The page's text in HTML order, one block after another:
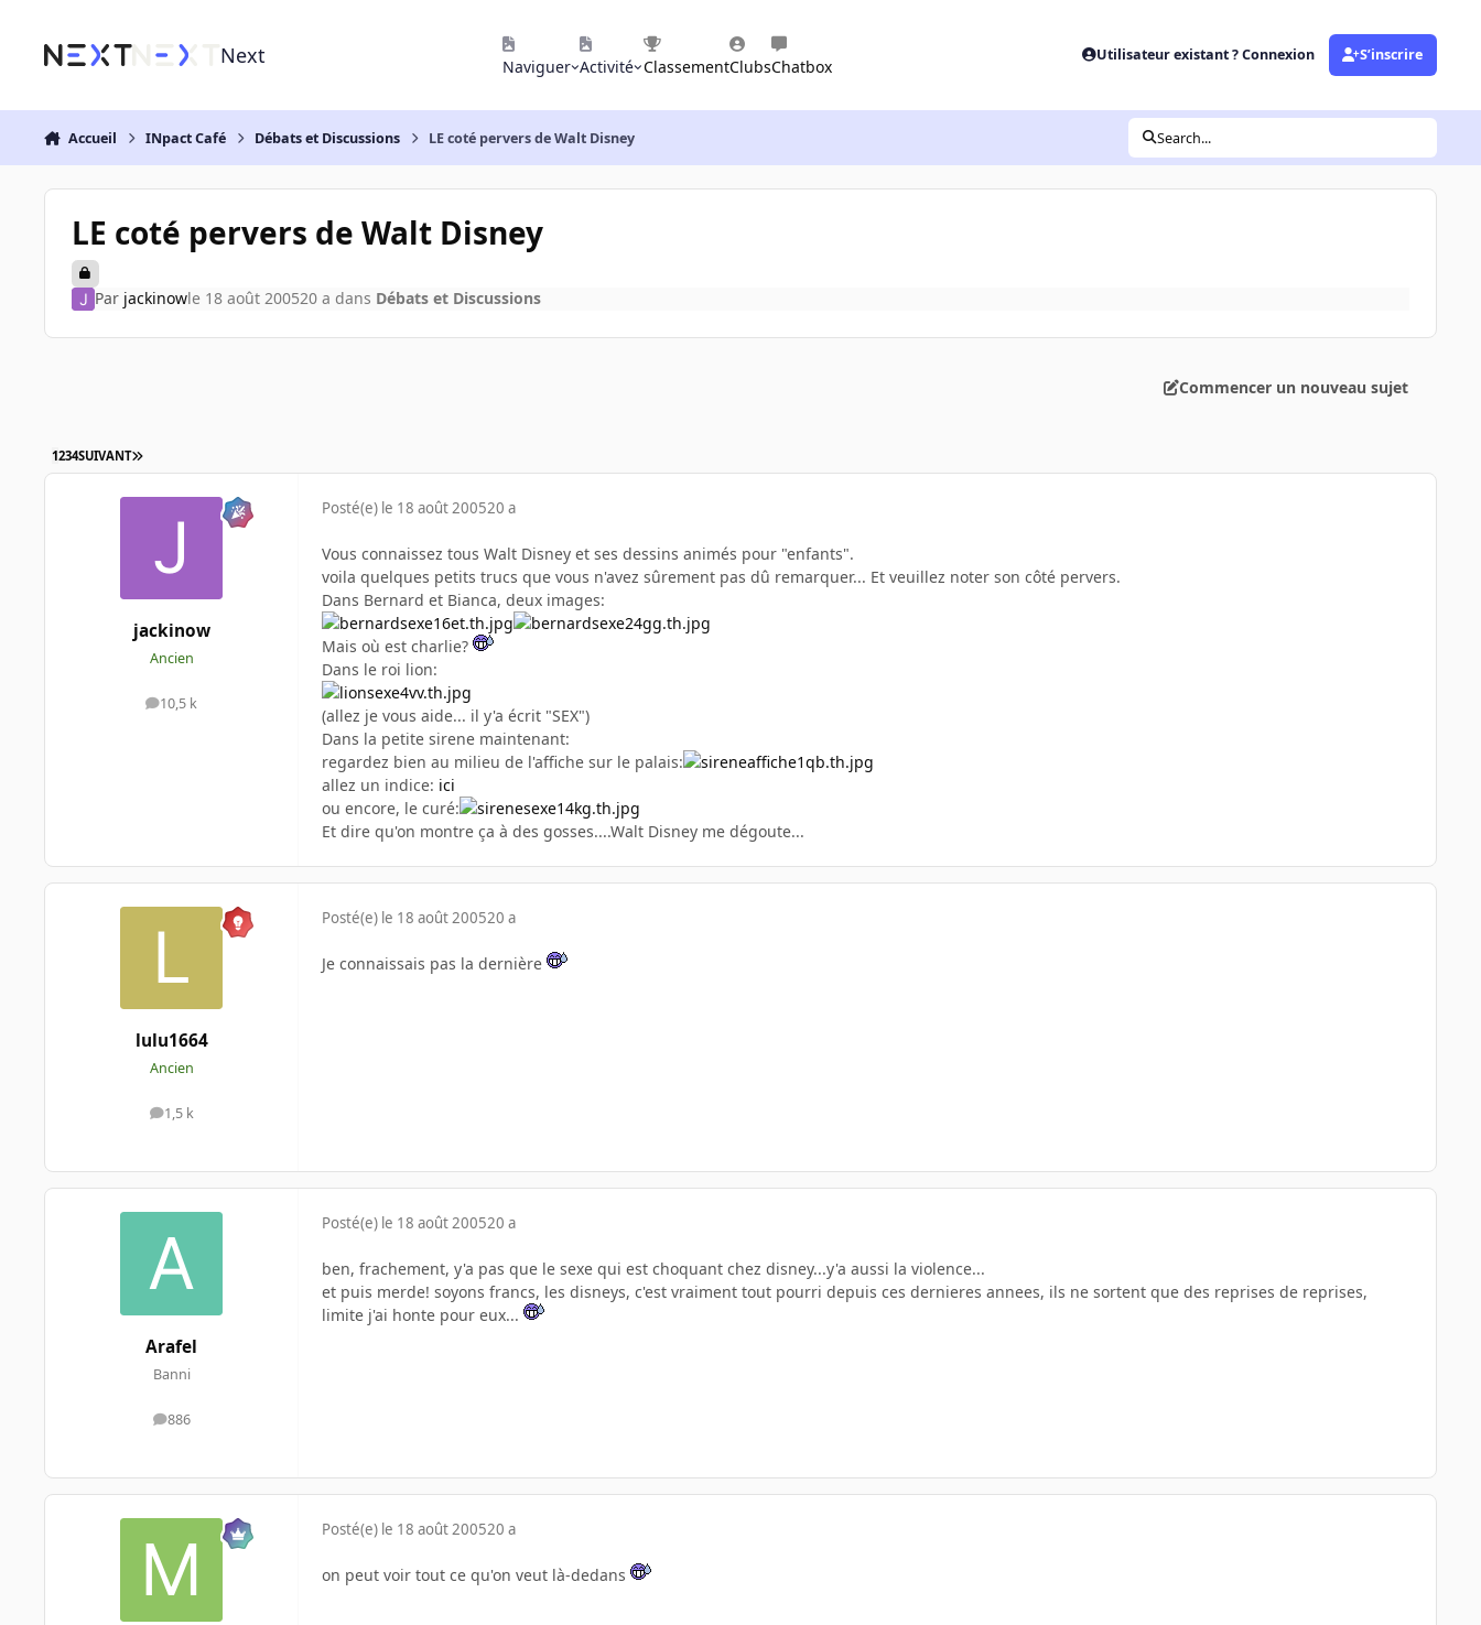
Next Naviguer Activité ClassementClubsChatbox
Utilisateur existant ? Connexion S’inscrire
Accueil INpact Café Débats et Discussions LE coté pervers de Walt Disney Search...
LE coté pervers de Walt Disney
Par jackinowle 18 août 200520 a dans Débats et Discussions
Commencer un nouveau sujet
1234SUIVANT
jackinow
Ancien
10,5 k
messages
Posté(e) le 18 août 200520 a
Vous connaissez tous Walt Disney et ses dessins animés pour "enfants".
voila quelques petits trucs que vous n'avez sûrement pas dû remarquer... Et veuillez noter son côté pervers.
Dans Bernard et Bianca, deux images:
Mais où est charlie?
Dans le roi lion:
(allez je vous aide... il y'a écrit "SEX")
Dans la petite sirene maintenant:
regardez bien au milieu de l'affiche sur le palais:
allez un indice: ici
ou encore, le curé:
Et dire qu'on montre ça à des gosses....Walt Disney me dégoute...
lulu1664
Ancien
1,5 k
messages
Posté(e) le 18 août 200520 a
Je connaissais pas la dernière
Arafel
Banni
886
messages
Posté(e) le 18 août 200520 a
ben, frachement, y'a pas que le sexe qui est choquant chez disney...y'a aussi la violence...
et puis merde! soyons francs, les disneys, c'est vraiment tout pourri depuis ces dernieres annees, ils ne sortent que des reprises de reprises,
limite j'ai honte pour eux...
Posté(e) le 18 août 200520 a
on peut voir tout ce qu'on veut là-dedans